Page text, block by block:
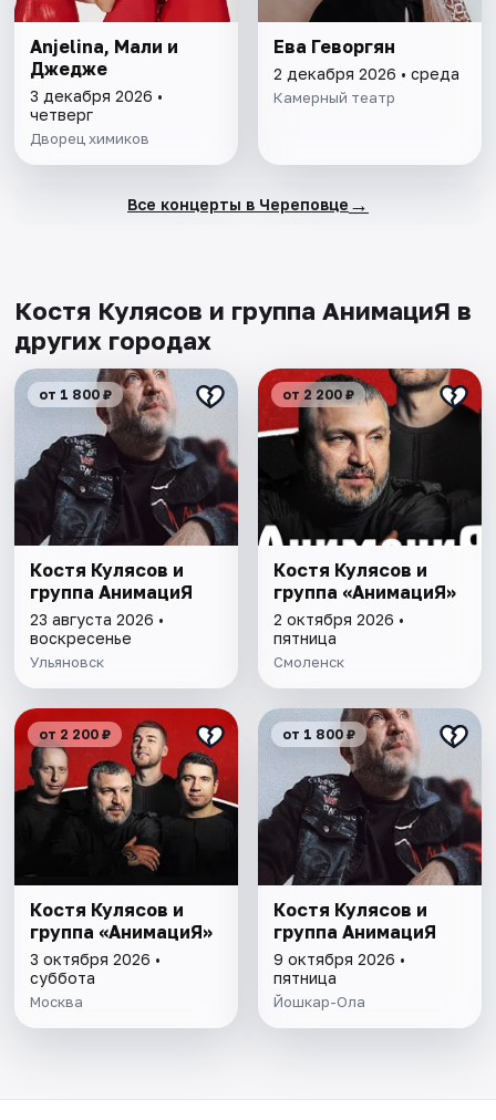
Anjelina, Мали и
Джедже
3 декабря 2026 •
четверг
Дворец химиков
Ева Геворгян
2 декабря 2026 • среда
Камерный театр
Все концерты в Череповце →
Костя Кулясов и группа АнимациЯ в
других городах
от 1 800 ₽
Костя Кулясов и
группа АнимациЯ
23 августа 2026 •
воскресенье
Ульяновск
от 2 200 ₽
Костя Кулясов и
группа «АнимациЯ»
2 октября 2026 •
пятница
Смоленск
от 2 200 ₽
Костя Кулясов и
группа «АнимациЯ»
3 октября 2026 •
суббота
Москва
от 1 800 ₽
Костя Кулясов и
группа АнимациЯ
9 октября 2026 •
пятница
Йошкар-Ола